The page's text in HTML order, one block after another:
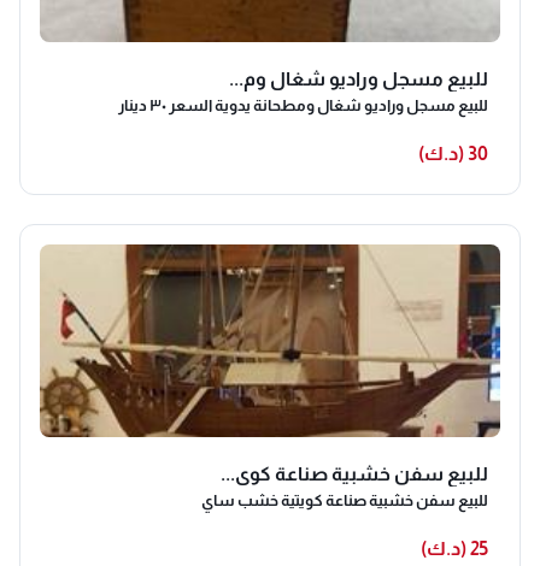
للبيع مسجل وراديو شغال وم...
للبيع مسجل وراديو شغال ومطحانة يدوية السعر ٣٠ دينار
30 (د.ك)
للبيع سفن خشبية صناعة كوي...
للبيع سفن خشبية صناعة كويتية خشب ساي
25 (د.ك)